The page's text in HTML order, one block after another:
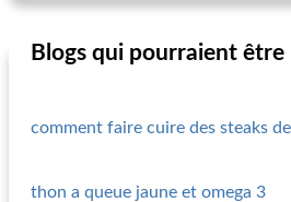
Blogs qui pourraient être
comment faire cuire des steaks
thon a queue jaune et omega 3